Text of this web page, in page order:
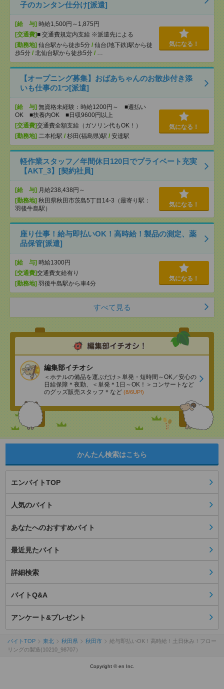
子のカンタン仕分け[派遣]
[給 与] 時給1,500円～1,875円
[交通費]■ 交通費規定内支給 ※派遣先による
[勤務地] 仙台駅から徒歩5分 / 仙台(地下鉄)駅から徒
歩5分 / 北仙台駅から徒歩5分 / …
気になる！
【オープニング募集】おばあちゃんのお散歩付き添
いも仕事の1つ[派遣]
[給 与] 無資格未経験：時給1200円～ ■週払い
OK ■扶養内OK ■日収9600円以上
[交通費]交通費全額支給（ガソリン代もOK！）
[勤務地] 二本松駅 / 杉田(福島県)駅 / 安達駅
気になる！
軽作業スタッフ／年間休日120日でプライベート充実
【AKT_3】[契約社員]
[給 与] 月給238,438円～
[勤務地] 秋田県秋田市茨島5丁目14-3（最寄り駅：
羽後牛島駅）
気になる！
座り仕事！給与即払いOK！高時給！製品の測定、薬
品保管[派遣]
[給 与] 時給1300円
[交通費]交通費支給有り
[勤務地] 羽後牛島駅から車4分
気になる！
すべて見る
編集部イチオシ
＜ホテルの備品を運ぶだけ＞単発・短時間～OK／安心の
日給保障＊夜勤、＜単発＊1日～OK！＞コンサートなど
のグッズ販売スタッフ＊など (8/6UP!)
かんたん検索はこちら
エンバイトTOP
人気のバイト
あなたへのおすすめバイト
最近見たバイト
詳細検索
バイトQ&A
アンケート&プレゼント
バイトTOP 東北 秋田県 秋田市
給与即払いOK！高時給！土日休み！フロー
リングの製造(10210_98707）
Copyright © en Inc.